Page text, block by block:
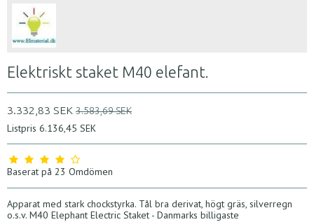
Elektriskt staket M40 elefant.
3.332,83 SEK 3.583,69 SEK
Listpris 6.136,45 SEK
Baserat på 23 Omdömen
Apparat med stark chockstyrka. Tål bra derivat, högt gräs, silverregn
o.s.v. M40 Elephant Electric Staket - Danmarks billigaste